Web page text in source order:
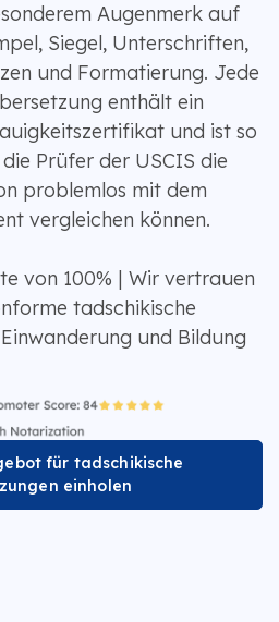
Augenmerk auf
Siegel, Unterschriften,
und Formatierung. Jede
enthält ein
und ist so
Prüfer der USCIS die
problemlos mit dem
vergleichen können.
von 100% | Wir vertrauen
tadschikische
und Bildung
für tadschikische
einholen